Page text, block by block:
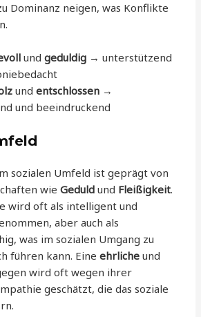
Dominanz neigen, was Konflikte
undgeduldig → unterstützend
undentschlossen →
und beeindruckend
sozialen Umfeld ist geprägt von
wieGeduld und Fleißigkeit.
wird oft als intelligent und
aber auch als
was im sozialen Umgang zu
führen kann. Eineehrliche und
wird oft wegen ihrer
geschätzt, die das soziale